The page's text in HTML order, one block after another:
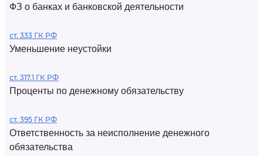
ФЗ о банках и банковской деятельности
ст. 333 ГК РФ
Уменьшение неустойки
ст. 317.1 ГК РФ
Проценты по денежному обязательству
ст. 395 ГК РФ
Ответственность за неисполнение денежного
обязательства